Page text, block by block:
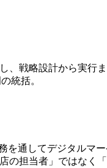
、戦略設計から実行
統括。
を通してデジタルマ
の担当者」ではなく